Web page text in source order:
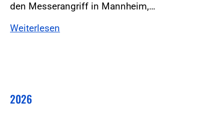
den Messerangriff in Mannheim,…
Weiterlesen
2026